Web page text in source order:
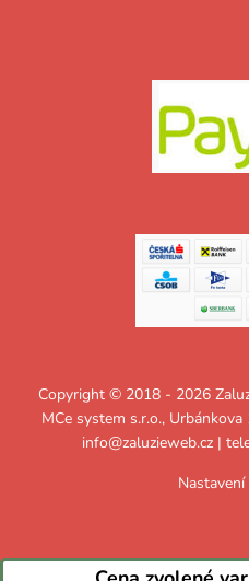
Copyright © 2018 - 2026
MCe system s.r.o.,
info@zaluzieweb.cz|